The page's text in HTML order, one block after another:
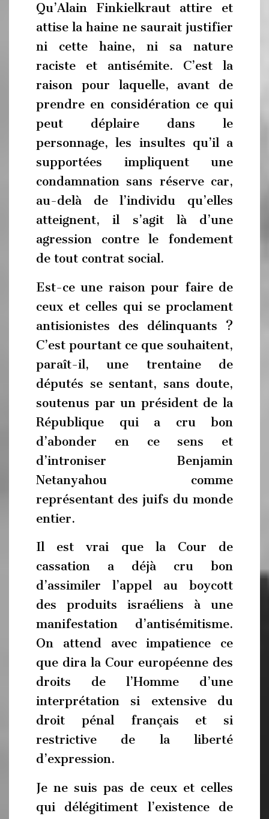
Qu’Alain Finkielkraut attire et
attise la haine ne saurait justifier
ni cette haine, ni sa nature
raciste et antisémite. C’est la
raison pour laquelle, avant de
prendre en considération ce qui
peut déplaire dans le
personnage, les insultes qu’il a
supportées impliquent une
condamnation sans réserve car,
au-delà de l’individu qu’elles
atteignent, il s’agit là d’une
agression contre le fondement
de tout contrat social.
Est-ce une raison pour faire de
ceux et celles qui se proclament
antisionistes des délinquants ?
C’est pourtant ce que souhaitent,
paraît-il, une trentaine de
députés se sentant, sans doute,
soutenus par un président de la
République qui a cru bon
d’abonder en ce sens et
d’introniser Benjamin
Netanyahou comme
représentant des juifs du monde
entier.
Il est vrai que la Cour de
cassation a déjà cru bon
d’assimiler l’appel au boycott
des produits israéliens à une
manifestation d’antisémitisme.
On attend avec impatience ce
que dira la Cour européenne des
droits de l’Homme d’une
interprétation si extensive du
droit pénal français et si
restrictive de la liberté
d’expression.
Je ne suis pas de ceux et celles
qui délégitiment l’existence de